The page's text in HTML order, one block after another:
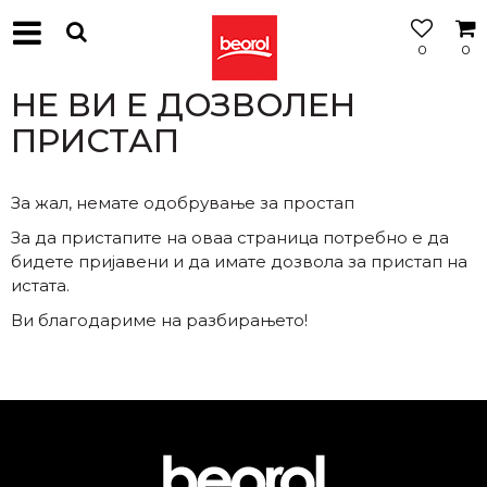
0
0
БЕСПЛАТНА
ИСПОРАКА
НЕ ВИ Е ДОЗВОЛЕН
ПРИСТАП
За жал, немате одобрување за простап
За да пристапите на оваа страница потребно е да
бидете пријавени и да имате дозвола за пристап на
истата.
Ви благодариме на разбирањето!